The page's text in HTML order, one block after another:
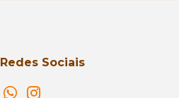
Redes Sociais